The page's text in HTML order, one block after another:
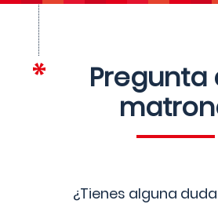
Pregunta
¿Tienes alguna